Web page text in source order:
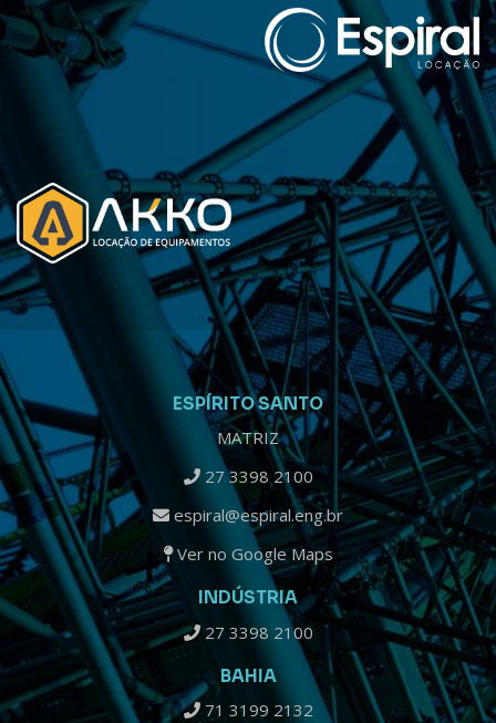
ESPÍRITO SANTO
MATRIZ
27 3398 2100
espiral@espiral.eng.br
Ver no Google Maps
INDÚSTRIA
27 3398 2100
BAHIA
71 3199 2132